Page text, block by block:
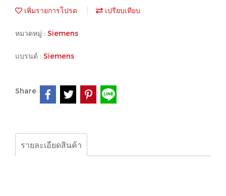
เพิ่มรายการโปรด เปรียบเทียบ
หมวดหมู่ : Siemens
แบรนด์ : Siemens
Share
รายละเอียดสินค้า